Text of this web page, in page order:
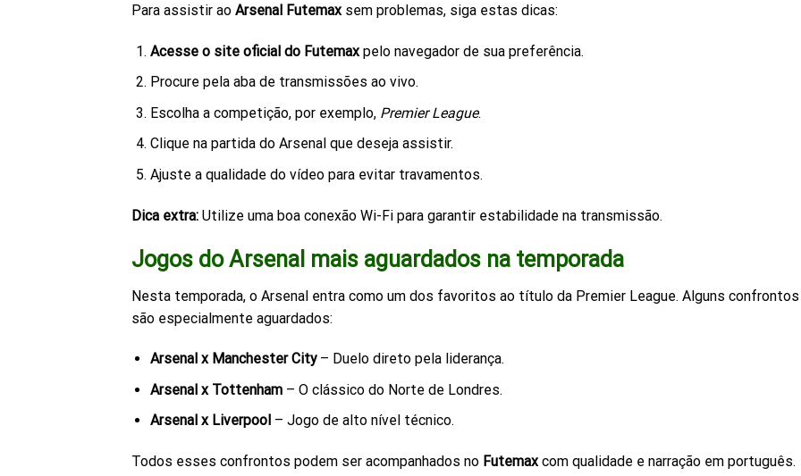
Para assistir ao Arsenal Futemaxsem problemas, siga estas dicas:
Acesse o site oficial do Futemaxpelo navegador de sua preferência.
Procure pela aba de transmissões ao vivo.
Escolha a competição, por exemplo, Premier League.
Clique na partida do Arsenal que deseja assistir.
Ajuste a qualidade do vídeo para evitar travamentos.
Dica extra: Utilize uma boa conexão Wi-Fi para garantir estabilidade na transmissão.
Jogos do Arsenal mais aguardados na temporada
Nesta temporada, o Arsenal entra como um dos favoritos ao título da Premier League. Alguns confrontos
são especialmente aguardados:
Arsenal x Manchester City– Duelo direto pela liderança.
Arsenal x Tottenham– O clássico do Norte de Londres.
Arsenal x Liverpool – Jogo de alto nível técnico.
Todos esses confrontos podem ser acompanhados no Futemaxcom qualidade e narração em português.